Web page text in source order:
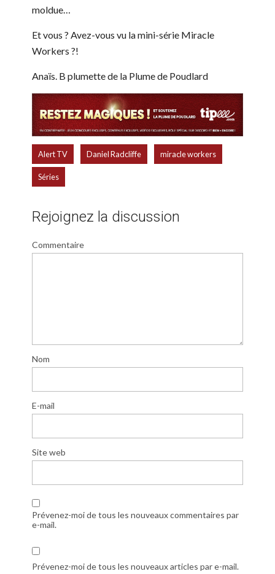
moldue…
Et vous ? Avez-vous vu la mini-série Miracle
Workers ?!
Anaïs. B plumette de la Plume de Poudlard
Alert TV Daniel Radcliffe miracle workers
Séries
Rejoignez la discussion
Commentaire
Nom
E-mail
Site web
Prévenez-moi de tous les nouveaux commentaires par
e-mail.
Prévenez-moi de tous les nouveaux articles par e-mail.